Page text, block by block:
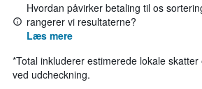
Hvordan påvirker betaling til os
rangerer vi resultaterne?
Læs mere
*Total inkluderer estimerede lokale
ved udcheckning.